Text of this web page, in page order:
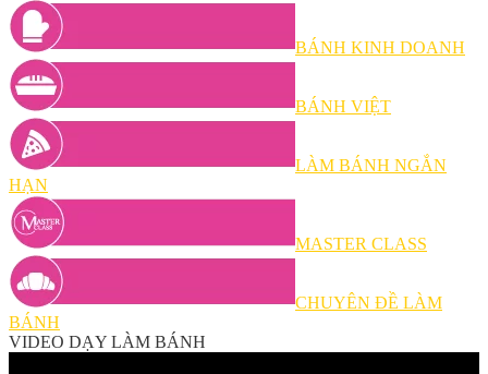
BÁNH KINH DOANH
BÁNH VIỆT
LÀM BÁNH NGẮN
HẠN
MASTER CLASS
CHUYÊN ĐỀ LÀM
BÁNH
VIDEO DẠY LÀM BÁNH